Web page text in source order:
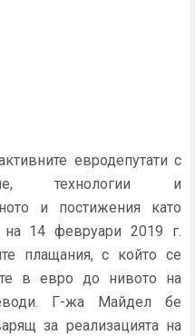
евродепутати с
технологии и
и постижения като
на 14 февруари 2019 г.
плащания, с който се
в евро до нивото на
Г-жа Майдел бе
за реализацията на